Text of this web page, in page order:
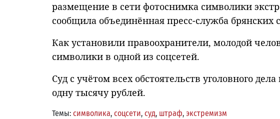
размещение в сети фотоснимка символики
сообщила объединённая пресс-служба брянских
Как установили правоохранители, молодой
символики в одной из соцсетей.
Суд с учётом всех обстоятельств уголовного
одну тысячу рублей.
Темы: символика, соцсети, суд, штраф, экстремизм